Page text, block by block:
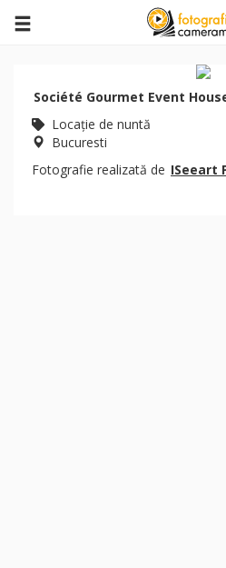
Société Gourmet Event
Locaţie de nuntă
Bucuresti
Fotografie realizată de ISeeart